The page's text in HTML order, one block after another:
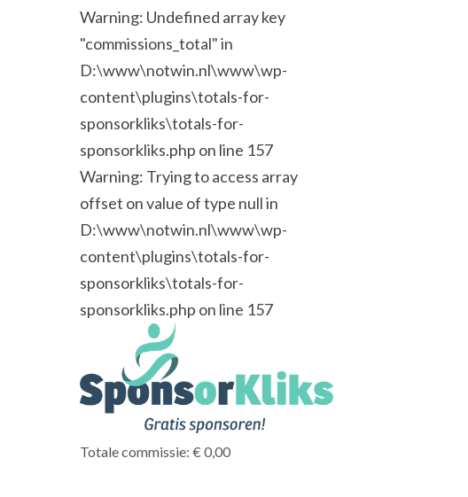
Warning: Undefined array key
"commissions_total" in
D:\www\notwin.nl\www\wp-
content\plugins\totals-for-
sponsorkliks\totals-for-
sponsorkliks.php on line 157
Warning: Trying to access array
offset on value of type null in
D:\www\notwin.nl\www\wp-
content\plugins\totals-for-
sponsorkliks\totals-for-
sponsorkliks.php on line 157
Totale commissie: € 0,00